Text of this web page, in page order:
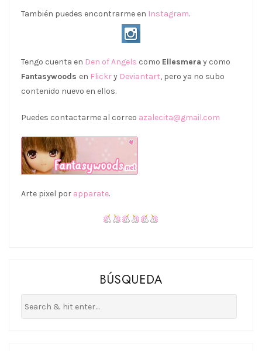
También puedes encontrarme en Instagram.
Tengo cuenta en Den of Angels como Ellesmera y como
Fantasywoods en Flickry Deviantart, pero ya no subo
contenido nuevo en ellos.
Puedes contactarme al correo azalecita@gmail.com
Arte pixel por apparate.
BÚSQUEDA